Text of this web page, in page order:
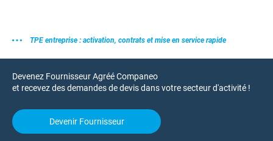
TPE entreprise : activation, contrats et mise en service rapide
Devenez Fournisseur Agréé Companeo
et recevez des demandes de devis dans votre secteur d'activité !
Devenir Fournisseur